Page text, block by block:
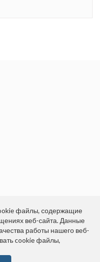
информации
файлы, содержащие
веб-сайта. Данные
работы нашего веб-
cookie файлы,